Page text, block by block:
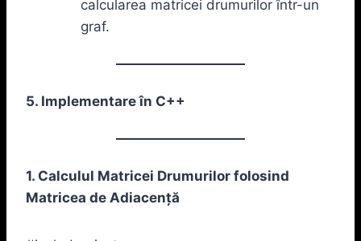
calcularea matricei drumurilor într-un
graf.
5. Implementare în C++
1. Calculul Matricei Drumurilor folosind
Matricea de Adiacență